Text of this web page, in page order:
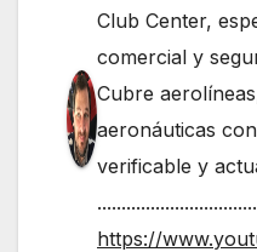
Club Center,
comercial y
Cubre
aeronáuticas
verificable y
https://